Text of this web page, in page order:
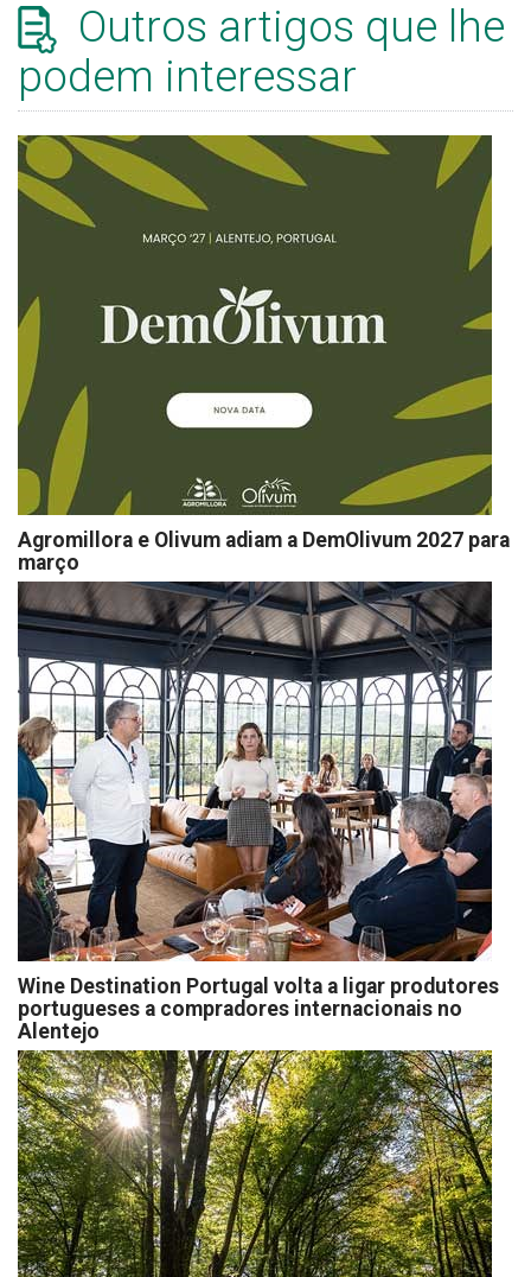
Outros artigos que lhe
podem interessar
Agromillora e Olivum adiam a DemOlivum 2027 para
março
Wine Destination Portugal volta a ligar produtores
portugueses a compradores internacionais no
Alentejo